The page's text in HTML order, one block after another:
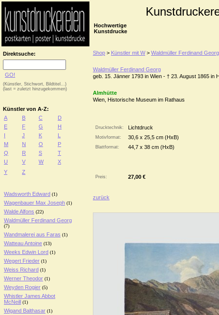
Hochwertige
Kunstdrucke
Direktsuche:
GO!
(Künstler, Stichwort, Bildtitel...)
(last = zuletzt hinzugekommen)
Künstler von A-Z:
A
B C
D
E
F G
H
I
J K
L
M
N O
P
Q
R S
T
U
V W
X
Y
Z
Wadsworth Edward (1)
Wagenbauer Max Joseph (1)
Walde Alfons (22)
Waldmüller Ferdinand Georg
(7)
Wandmalerei aus Faras (1)
Watteau Antoine (13)
Weeks Edwin Lord (1)
Wegert Frieder (1)
Weiss Richard (1)
Werner Theodor (1)
Weyden Rogier (5)
Whistler James Abbot
McNeill (1)
Wigand Balthasar (1)
Shop > Künstler mit W> Waldmüller Ferdinand Georg
Waldmüller Ferdinand Georg
geb. 15. Jänner 1793 in Wien - † 23. August 1865 in
Almhütte
Wien, Historische Museum im Rathaus
Drucktechnik: Lichtdruck
Motivformat: 30,6 x 25,5 cm (HxB)
Blattformat: 44,7 x 38 cm (HxB)
Preis: 27,00 €
zurück